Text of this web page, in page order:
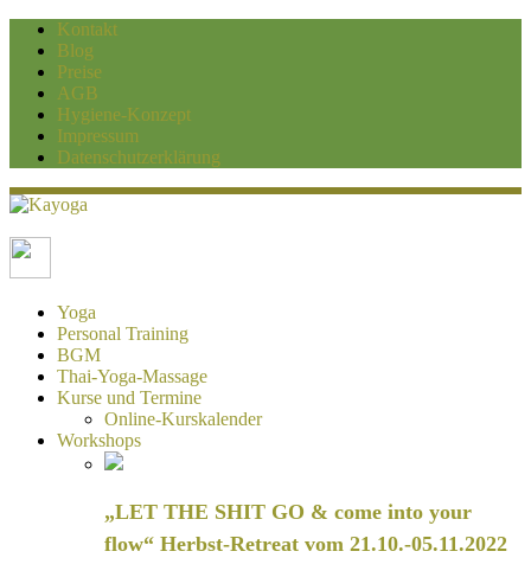
Kontakt
Blog
Preise
AGB
Hygiene-Konzept
Impressum
Datenschutzerklärung
Kayoga
Yoga und Personaltraining Duisburg
Yoga
Personal Training
BGM
Thai-Yoga-Massage
Kurse und Termine
Online-Kurskalender
Workshops
„LET THE SHIT GO & come into your
flow“ Herbst-Retreat vom 21.10.-05.11.2022